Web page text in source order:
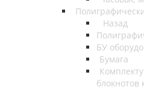
Назад
БУ
Бумага
блокнотов